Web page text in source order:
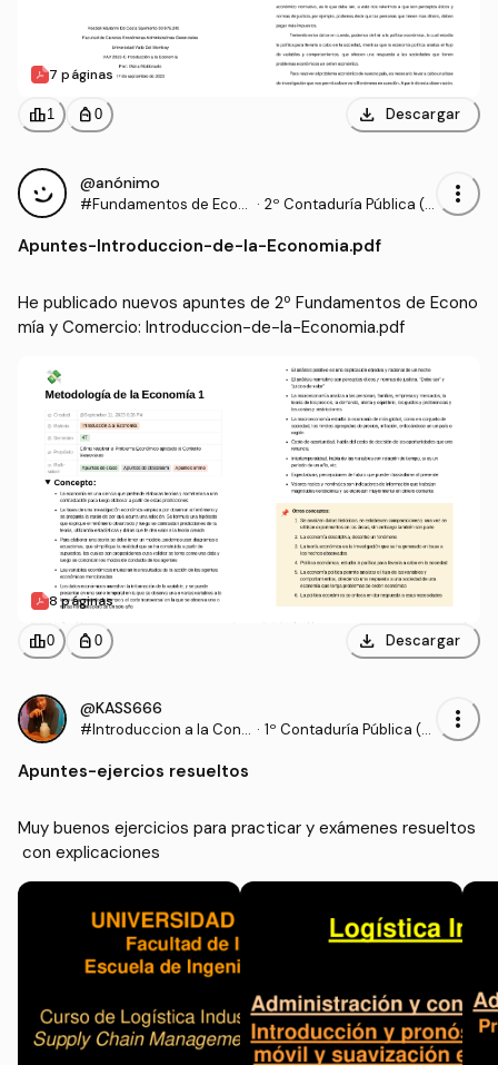
7 páginas
leaderboard1 personal_bag 0 download Descargar
@anónimo
#Fundamentos de Econ · 2º Contaduría Pública (U
more_vert
Apuntes-Introduccion-de-la-Economia.pdf
He publicado nuevos apuntes de 2º Fundamentos de Econo
mía y Comercio: Introduccion-de-la-Economia.pdf
8 páginas
leaderboard0 personal_bag 0 download Descargar
@KASS666
#Introduccion a la Cont · 1º Contaduría Pública (U
more_vert
Apuntes-ejercios resueltos
Muy buenos ejercicios para practicar y exámenes resueltos
con explicaciones